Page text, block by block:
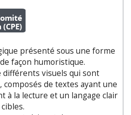
présenté sous une forme
façon humoristique.
différents visuels qui sont
composés de textes ayant une
à la lecture et un langage clair